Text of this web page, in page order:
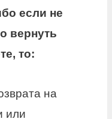
если не
вернуть
то:
на
или